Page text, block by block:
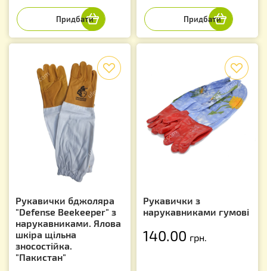
Рукавички бджоляра
"Defense Beekeeper" з
нарукавниками. Ялова
шкіра щільна
зносостійка.
"Пакистан"
Рукавички з
нарукавниками гумові
140.00 грн.